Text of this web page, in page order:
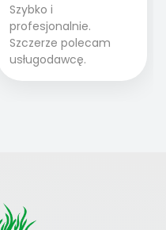
Szybko i
profesjonalnie.
Szczerze polecam
usługodawcę.